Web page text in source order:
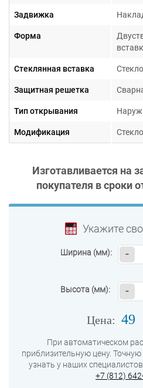
Задвижка
Форма
Стеклянная вставка
Защитная решетка
Тип открывания
Модификация
Изготавливается на
покупателя в сроки
Укажите
Ширина (мм): -
Высота (мм): -
Цена: 49
При автоматическом
приблизительную цену.
узнать у наших
+7 (812)